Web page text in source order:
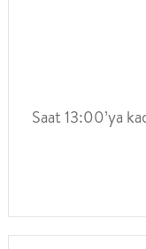
Saat 13:00’ya